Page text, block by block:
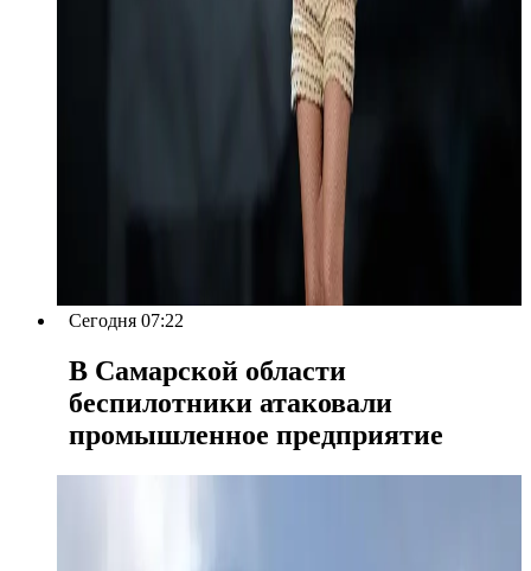
Сегодня 07:22
В Самарской области
беспилотники атаковали
промышленное предприятие